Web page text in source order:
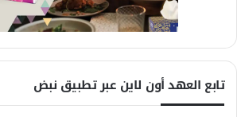
تابع العهد أون لاين عبر تطبيق نبض